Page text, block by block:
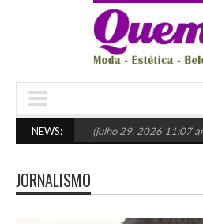
NEWS:
o certo (julho 29, 2026 11:07 am)
JORNALISMO